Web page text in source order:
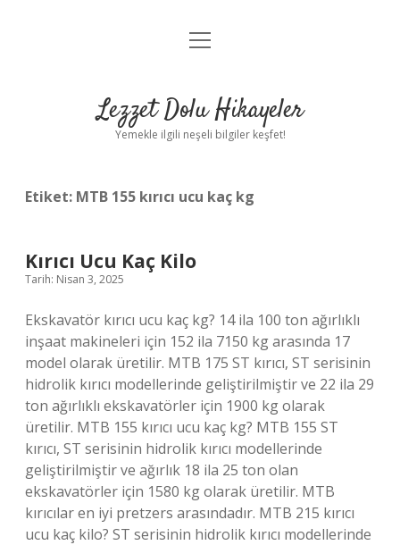
Anasayfa
Yasal Uyarı
menüyü
Lezzet Dolu Hikayeler
Yemekle ilgili neşeli bilgiler keşfet!
Etiket: MTB 155 kırıcı ucu kaç kg
Kırıcı Ucu Kaç Kilo
Tarih: Nisan 3, 2025
Ekskavatör kırıcı ucu kaç kg? 14 ila 100 ton ağırlıklı
inşaat makineleri için 152 ila 7150 kg arasında 17
model olarak üretilir. MTB 175 ST kırıcı, ST serisinin
hidrolik kırıcı modellerinde geliştirilmiştir ve 22 ila 29
ton ağırlıklı ekskavatörler için 1900 kg olarak
üretilir. MTB 155 kırıcı ucu kaç kg? MTB 155 ST
kırıcı, ST serisinin hidrolik kırıcı modellerinde
geliştirilmiştir ve ağırlık 18 ila 25 ton olan
ekskavatörler için 1580 kg olarak üretilir. MTB
kırıcılar en iyi pretzers arasındadır. MTB 215 kırıcı
ucu kaç kilo? ST serisinin hidrolik kırıcı modellerinde